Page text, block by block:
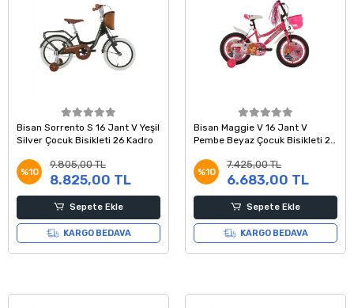
Bisan Sorrento S 16 Jant V Yeşil
Silver Çocuk Bisikleti 26 Kadro
%10
9.805,00 TL
8.825,00 TL
Sepete Ekle
KARGO BEDAVA
Bisan Maggie V 16 Jant V
Pembe Beyaz Çocuk Bisikleti 26
%10
7.425,00 TL
6.683,00 TL
Sepete Ekle
KARGO BEDAVA